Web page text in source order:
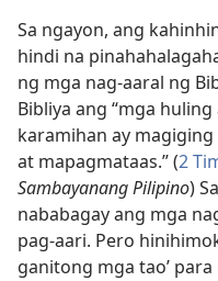
Sa ngayon, ang
hindi na
ng mga nag-aaral ng
Bibliya ang “mga
karamihan ay magiging
at mapagmataas.” (2
Sambayanang Pilipino)
nababagay ang mga
pag-aari. Pero
ganitong mga tao’